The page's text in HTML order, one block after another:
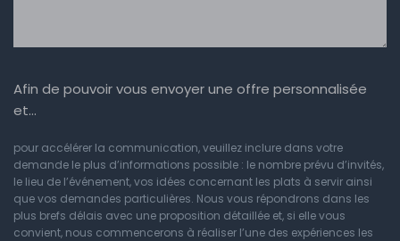
Afin de pouvoir vous envoyer une offre personnalisée
et…
pour accélérer la communication, veuillez inclure dans votre
demande le plus d’informations possible : le nombre prévu d’invités,
le lieu de l’événement, vos idées concernant les plats à servir ainsi
que vos demandes particulières. Nous vous répondrons dans les
plus brefs délais avec une proposition détaillée et, si elle vous
convient, nous commencerons à réaliser l’une des expériences les